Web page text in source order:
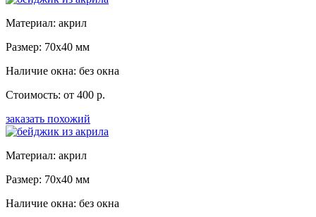
Материал: акрил
Размер: 70x40 мм
Наличие окна: без окна
Стоимость: от 400 р.
заказать похожий
Материал: акрил
Размер: 70x40 мм
Наличие окна: без окна